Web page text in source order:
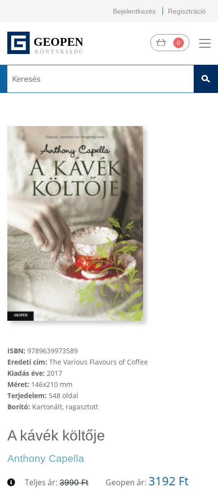
Bejelentkezés Regisztráció
0
ISBN: 9789639973589
Eredeti cím: The Various Flavours of Coffee
Kiadás éve: 2017
Méret: 146x210 mm
Terjedelem: 548 oldal
Borító: Kartonált, ragasztott
A kávék költője
Anthony Capella
Teljes ár: 3990 Ft Geopen ár: 3192 Ft